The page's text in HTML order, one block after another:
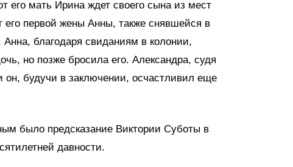
его мать Ирина ждет своего сына из мест
его первой жены Анны, также снявшейся в
благодаря свиданиям в колонии,
но позже бросила его. Александра, судя
он, будучи в заключении, осчастливил еще
было предсказание Виктории Суботы в
давности.